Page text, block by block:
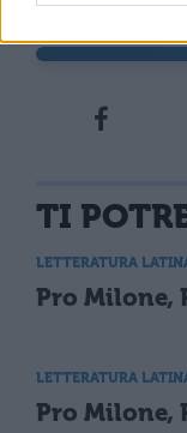
TI
LETTERATURA
Pro Milone,
LETTERATURA
Pro Milone,